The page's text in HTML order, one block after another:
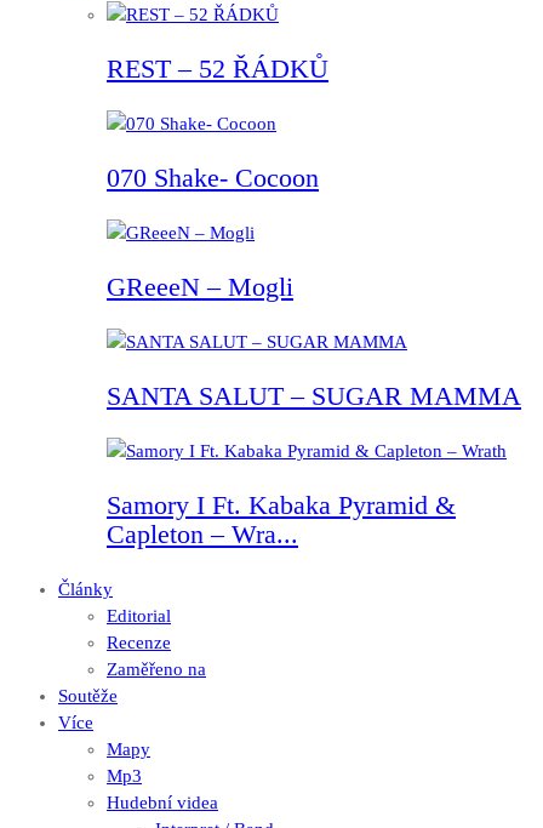
REST – 52 ŘÁDKŮ
070 Shake- Cocoon
GReeeN – Mogli
SANTA SALUT – SUGAR MAMMA
Samory I Ft. Kabaka Pyramid &
Capleton – Wra...
Články
Editorial
Recenze
Zaměřeno na
Soutěže
Více
Mapy
Mp3
Hudební videa